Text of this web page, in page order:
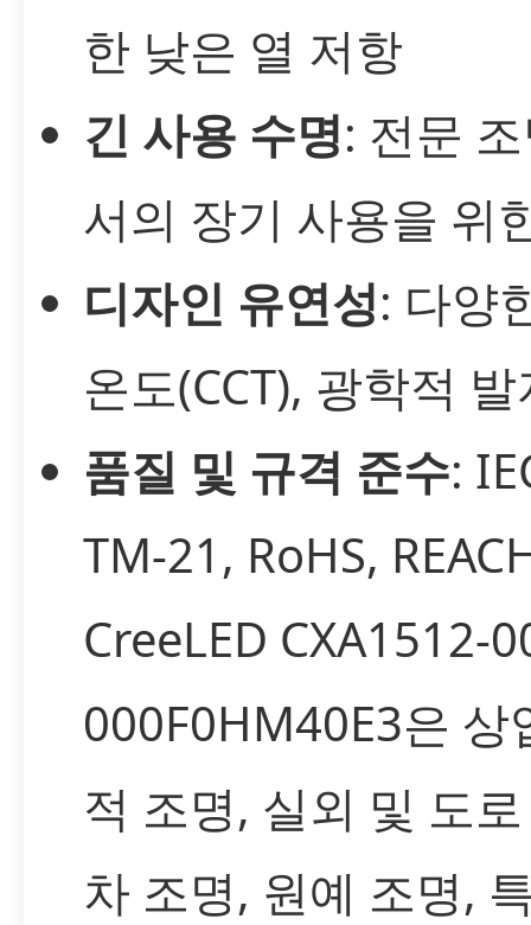
한 낮은 열 저항
긴 사용 수명: 전문
서의 장기 사용을 위
디자인 유연성: 다양
온도(CCT), 광학적
품질 및 규격 준수:
TM-21, RoHS,
CreeLED CXA1512-
000F0HM40E3은 상
적 조명, 실외 및 도
차 조명, 원예 조명,